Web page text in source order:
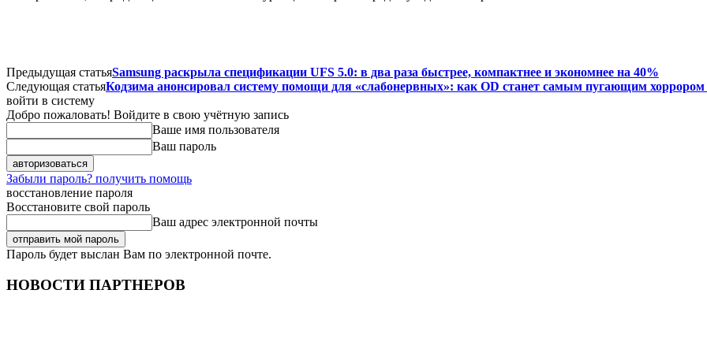
Предыдущая статьяSamsung раскрыла спецификации UFS 5.0: в два раза быстрее, компактнее и экономнее на 40%
Следующая статьяКодзима анонсировал систему помощи для «слабонервных»: как OD станет самым пугающим хоррором
войти в систему
Добро пожаловать! Войдите в свою учётную запись
Ваше имя пользователя
Ваш пароль
Забыли пароль? получить помощь
восстановление пароля
Восстановите свой пароль
Ваш адрес электронной почты
Пароль будет выслан Вам по электронной почте.
НОВОСТИ ПАРТНЕРОВ